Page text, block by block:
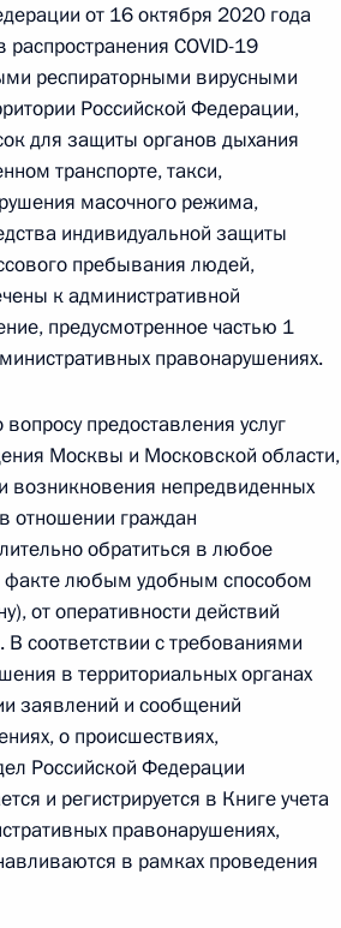
Федерации начальник
дел Российской Федерации
провёл в Приёмной
в Москве личный приём
личного приёма в режиме видео-
Управления Президента
прав граждан Дмитрием
по приёму граждан
личного приема в режиме видео-
по поручению
Управления Президента
прав граждан Дмитрием
по приему граждан
от 16 октября 2020 года
COVID-19
респираторными вирусными
Российской Федерации,
для защиты органов дыхания
транспорте, такси,
масочного режима,
индивидуальной защиты
пребывания людей,
к административной
предусмотренное частью 1
правонарушениях.
предоставления услуг
Москвы и Московской области,
возникновения непредвиденных
отношении граждан
обратиться в любое
любым удобным способом
от оперативности действий
соответствии с требованиями
в территориальных органах
заявлений и сообщений
о происшествиях,
Российской Федерации
и регистрируется в Книге учета
правонарушениях,
в рамках проведения